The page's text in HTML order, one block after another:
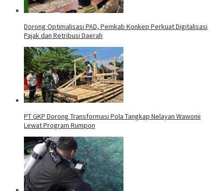
Dorong Optimalisasi PAD, Pemkab Konkep Perkuat Digitalisasi
Pajak dan Retribusi Daerah
PT GKP Dorong Transformasi Pola Tangkap Nelayan Wawonii
Lewat Program Rumpon